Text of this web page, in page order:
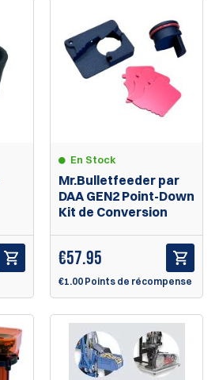
En Stock
Mr.Bulletfeeder par
DAA GEN2 Point-Down
Kit de Conversion
€57.95
€1.00 Points de récompense